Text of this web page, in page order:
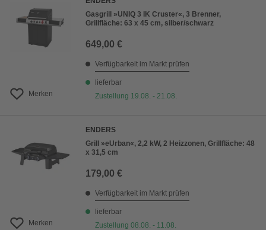
Merken
Gasgrill »UNIQ 3 IK Cruster«, 3 Brenner,
Grillfläche: 63 x 45 cm, silber/schwarz
649,00 €
Verfügbarkeit im Markt prüfen
lieferbar
Zustellung 19.08. - 21.08.
Merken
ENDERS
Grill »eUrban«, 2,2 kW, 2 Heizzonen, Grillfläche: 48
x 31,5 cm
179,00 €
Verfügbarkeit im Markt prüfen
lieferbar
Zustellung 08.08. - 11.08.